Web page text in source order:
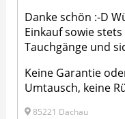
Danke schön :-D
Einkauf sowie
Tauchgänge und
Keine Garantie
Umtausch, keine
85221 Dachau